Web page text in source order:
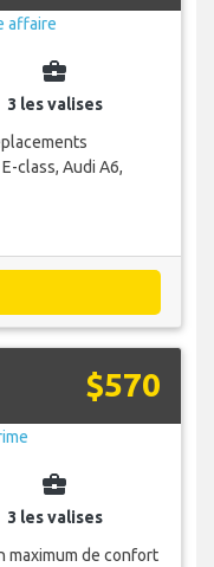
business_center
3 les valises
class, Audi A6,
$570
business_center
3 les valises
maximum de confort